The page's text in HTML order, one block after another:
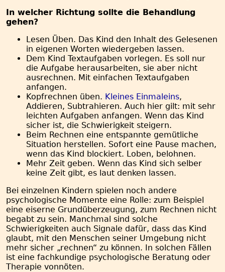
In welcher Richtung sollte die Behandlung
gehen?
Lesen Üben. Das Kind den Inhalt des Gelesenen
in eigenen Worten wiedergeben lassen.
Dem Kind Textaufgaben vorlegen. Es soll nur
die Aufgabe herausarbeiten, sie aber nicht
ausrechnen. Mit einfachen Textaufgaben
anfangen.
Kopfrechnen üben. Kleines Einmaleins,
Addieren, Subtrahieren. Auch hier gilt: mit sehr
leichten Aufgaben anfangen. Wenn das Kind
sicher ist, die Schwierigkeit steigern.
Beim Rechnen eine entspannte gemütliche
Situation herstellen. Sofort eine Pause machen,
wenn das Kind blockiert. Loben, belohnen.
Mehr Zeit geben. Wenn das Kind sich selber
keine Zeit gibt, es laut denken lassen.
Bei einzelnen Kindern spielen noch andere
psychologische Momente eine Rolle: zum Beispiel
eine eiserne Grundüberzeugung, zum Rechnen nicht
begabt zu sein. Manchmal sind solche
Schwierigkeiten auch Signale dafür, dass das Kind
glaubt, mit den Menschen seiner Umgebung nicht
mehr sicher „rechnen“ zu können. In solchen Fällen
ist eine fachkundige psychologische Beratung oder
Therapie vonnöten.